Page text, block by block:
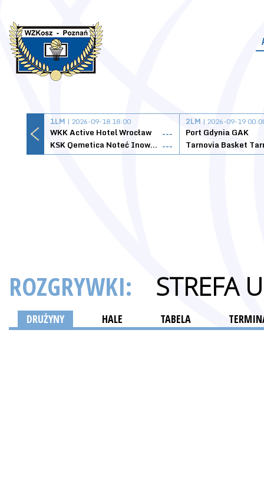
1LM | 2026-09-18 18:00
WKK Active Hotel Wrocław
---
KSK Qemetica Noteć Inowrocław ---
2LM | 2026-09-19
Port Gdynia GAK
ROZGRYWKI: STREFA
DRUŻYNY HALE TABELA